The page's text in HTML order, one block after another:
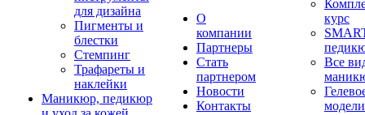
для дизайна
Пигменты и
блестки
Стемпинг
Трафареты и
наклейки
Маникюр, педикюр
О
компании
Партнеры
Стать
партнером
Новости
Контакты
курс
Все